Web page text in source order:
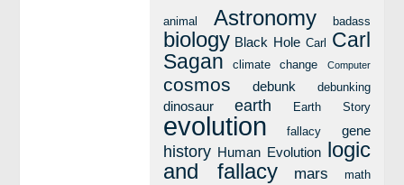
animal Astronomy badass
biology Black Hole Carl
Carl
Sagan
climate change Computer
cosmos debunk debunking
dinosaur earth Earth Story
evolution fallacy gene
history Human Evolution
logic
and fallacy
mars math